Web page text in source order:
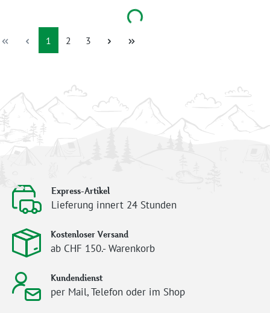
Loading...
Seite
1 Seite
2 Seite
3
Express-Artikel
Lieferung innert 24 Stunden
Kostenloser Versand
ab CHF 150.- Warenkorb
Kundendienst
per Mail, Telefon oder im Shop